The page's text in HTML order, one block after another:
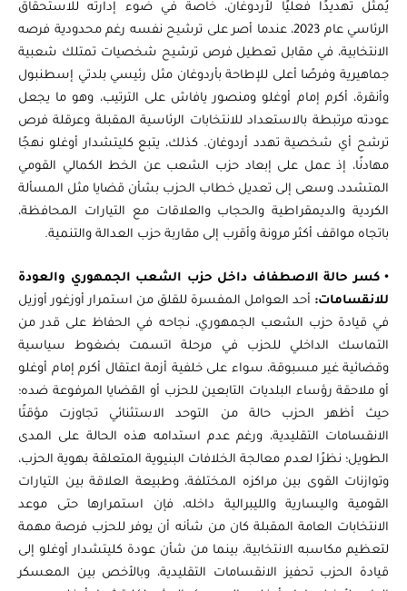
يُمثل تهديدًا فعليًا لأردوغان، خاصة في ضوء إدارته للاستحقاق
الرئاسي عام 2023، عندما أصر على ترشيح نفسه رغم محدودية فرصه
الانتخابية، في مقابل تعطيل فرص ترشيح شخصيات تمتلك شعبية
جماهيرية وفرصًا أعلى للإطاحة بأردوغان مثل رئيسي بلدتي إسطنبول
وأنقرة، أكرم إمام أوغلو ومنصور يافاش على الترتيب، وهو ما يجعل
عودته مرتبطة بالاستعداد للانتخابات الرئاسية المقبلة وعرقلة فرص
ترشح أي شخصية تهدد أردوغان. كذلك، يتبع كليتشدار أوغلو نهجًا
مهادنًا، إذ عمل على إبعاد حزب الشعب عن الخط الكمالي القومي
المتشدد، وسعى إلى تعديل خطاب الحزب بشأن قضايا مثل المسألة
الكردية والديمقراطية والحجاب والعلاقات مع التيارات المحافظة،
باتجاه مواقف أكثر مرونة وأقرب إلى مقاربة حزب العدالة والتنمية.
كسر حالة الاصطفاف داخل حزب الشعب الجمهوري والعودة
للانقسامات: أحد العوامل المفسرة للقلق من استمرار أوزغور أوزيل
في قيادة حزب الشعب الجمهوري، نجاحه في الحفاظ على قدر من
التماسك الداخلي للحزب في مرحلة اتسمت بضغوط سياسية
وقضائية غير مسبوقة، سواء على خلفية أزمة اعتقال أكرم إمام أوغلو
أو ملاحقة رؤساء البلديات التابعين للحزب أو القضايا المرفوعة ضده؛
حيث أظهر الحزب حالة من التوحد الاستثنائي تجاوزت مؤقتًا
الانقسامات التقليدية، ورغم عدم استدامه هذه الحالة على المدى
الطويل؛ نظرًا لعدم معالجة الخلافات البنيوية المتعلقة بهوية الحزب،
وتوازنات القوى بين مراكزه المختلفة، وطبيعة العلاقة بين التيارات
القومية واليسارية والليبرالية داخله، فإن استمرارها حتى موعد
الانتخابات العامة المقبلة كان من شأنه أن يوفر للحزب فرصة مهمة
لتعظيم مكاسبه الانتخابية، بينما من شأن عودة كليتشدار أوغلو إلى
قيادة الحزب تحفيز الانقسامات التقليدية، وبالأخص بين المعسكر